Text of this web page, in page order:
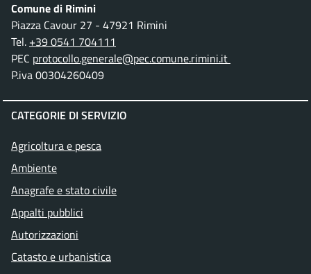
Comune di Rimini
Piazza Cavour 27 - 47921 Rimini
Tel. +39 0541 704111
PEC protocollo.generale@pec.comune.rimini.it
P.iva 00304260409
CATEGORIE DI SERVIZIO
Agricoltura e pesca
Ambiente
Anagrafe e stato civile
Appalti pubblici
Autorizzazioni
Catasto e urbanistica